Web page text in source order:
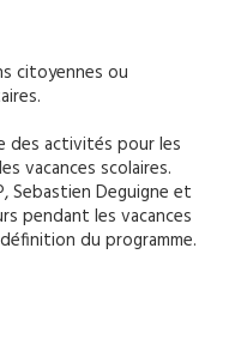
citoyennes ou
des activités pour les
vacances scolaires.
Sebastien Deguigne et
pendant les vacances
du programme.